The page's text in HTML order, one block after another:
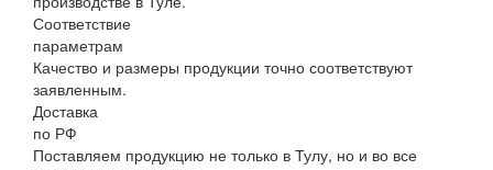
Соответствие
параметрам
Качество и размеры продукции точно соответствуют
заявленным.
Доставка
по РФ
Поставляем продукцию не только в Тулу, но и во все